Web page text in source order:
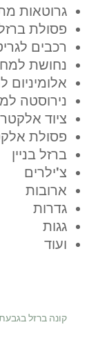
גרוטאות
פסולת
רכבים
נחושת
אלומיניום
נירוסטה
ציוד
פסולת
ברזל בניין
צ'ילרים
ארובות
גדרות
גגות
ועוד
קונה ברזל